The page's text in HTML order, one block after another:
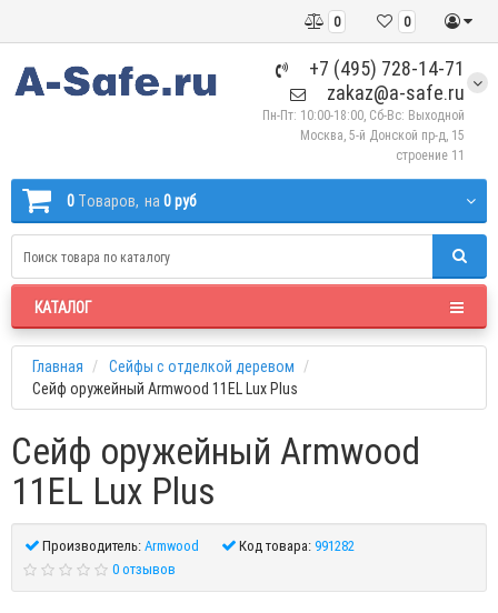
0
0
+7 (495) 728-14-71
zakaz@a-safe.ru
Пн-Пт: 10:00-18:00, Сб-Вс: Выходной
Москва, 5-й Донской пр-д, 15
строение 11
0 Tоваров, на 0 руб
КАТАЛОГ
Главная
Сейфы с отделкой деревом
Сейф оружейный Armwood 11EL Lux Plus
Сейф оружейный Armwood
11EL Lux Plus
Производитель:Armwood Код товара:991282
0 отзывов